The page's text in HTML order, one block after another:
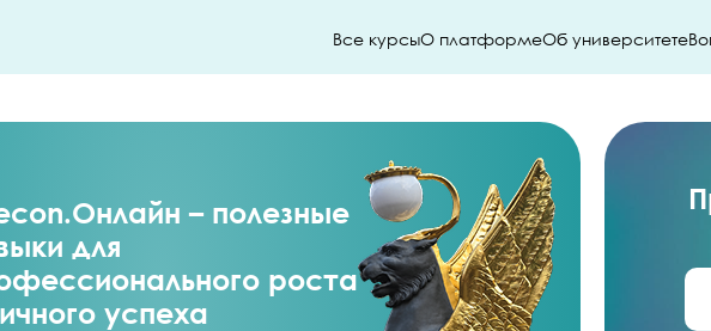
Все курсыО платформеОб университете
– полезные
для
роста
успеха